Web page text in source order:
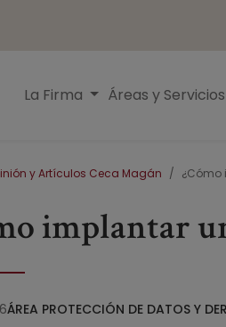
La Firma Áreas y Servicios
navegación
y Artículos Ceca Magán
implantar
ÁREA PROTECCIÓN DE DATOS Y